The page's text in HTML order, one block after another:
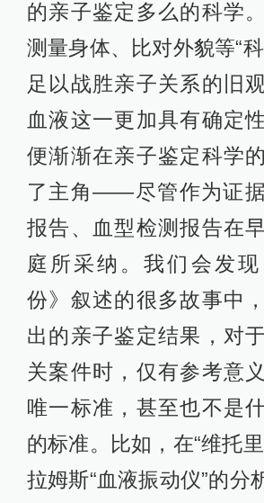
的亲子鉴定多么的科学
测量身体、比对外貌等“
足以战胜亲子关系的旧
血液这一更加具有确定
便渐渐在亲子鉴定科学
了主角——尽管作为证
报告、血型检测报告在
庭所采纳。我们会发
份》叙述的很多故事中
出的亲子鉴定结果，对
关案件时，仅有参考意
唯一标准，甚至也不是
的标准。比如，在“维托
拉姆斯“血液振动仪”的分